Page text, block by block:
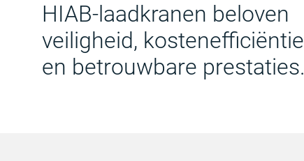
HIAB-laadkranen beloven
veiligheid, kostenefficiëntie
en betrouwbare prestaties.